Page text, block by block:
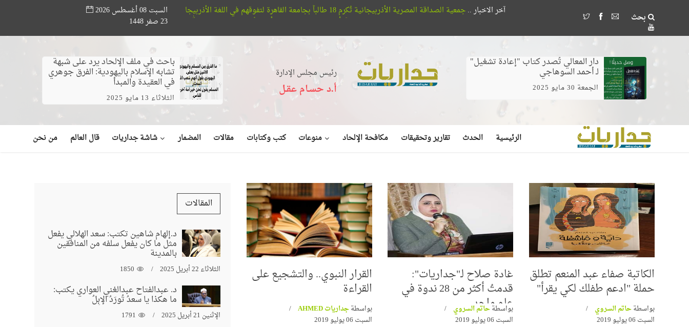
بحث
جمعية الصداقة المصرية الأذربيجانية تُكرم 18 طالباً بجامعة القاهرة لتفوقهم في اللغة الأذربيجانية
مؤسسة أبو حته تدعم المواهب القرآنية.. ختام مسابقة «أصوات
أفلا تبصرون.. حيتان الأوركا تُعلن عن بديع صنع الله في البحر (فيديو)
السبت 08 أغسطس 2026
23 صفر 1448
دار المعالي تُصدر كتاب "إعادة تشغيل"
لـ أحمد السوهاجي
الجمعة 30 مايو 2025
رئيس مجلس الإدارة
أ.د حسـام عقـل
باحث في ملف الإلحاد يرد على شبهة
تشابه الإسلام باليهودية: الفرق جوهري
في العقيدة والمبدأ
الثلاثاء 13 مايو 2025
الرئيسية الحدث تقارير وتحقيقات مكافحة الإلحاد منوعات كتب وكتابات مقالات المضمار شاشة جداريات قال العالم من نحن
الكاتبة صفاء عبد المنعم تطلق
حملة "ادعم طفلك لكي يقرأ"
بواسطةحاتم السروي
السبت 06 يوليو 2019
غادة صلاح لـ"جداريات":
قدمتُ أكثر من 28 ندوة في
عام واحد
بواسطةحاتم السروي
السبت 06 يوليو 2019
القرار النبوي.. والتشجيع على
القراءة
بواسطةجداريات AHMED
السبت 06 يوليو 2019
المقالات
د.إلهام شاهين تكتب: سعد الهلالي يفعل
مثل ما كان يفعل سلفه من المنافقين
بالمدينة
الثلاثاء 22 أبريل 2025 1850
د. عبدالفتاح عبدالغني العواري يكتب:
ما هكذا يا سعدُ تُورَدُ الإبِلُ
الإثنين 21 أبريل 2025 1791